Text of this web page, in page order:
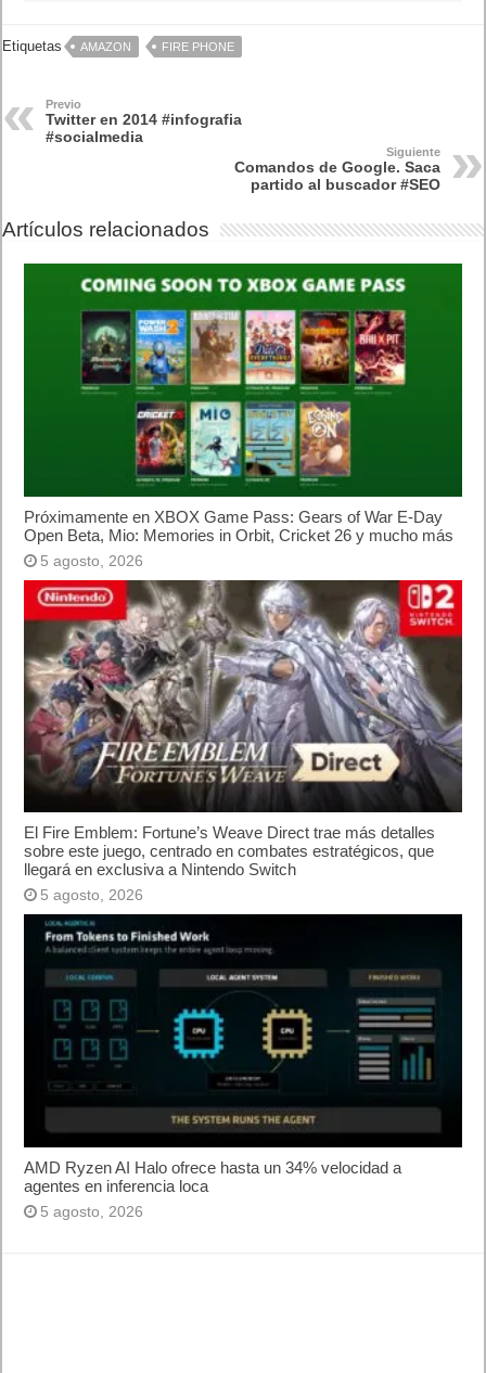
Etiquetas AMAZON FIRE PHONE
Previo
Twitter en 2014 #infografia
#socialmedia
Siguiente
Comandos de Google. Saca
partido al buscador #SEO
Artículos relacionados
Próximamente en XBOX Game Pass: Gears of War E-Day
Open Beta, Mio: Memories in Orbit, Cricket 26 y mucho más
5 agosto, 2026
El Fire Emblem: Fortune’s Weave Direct trae más detalles
sobre este juego, centrado en combates estratégicos, que
llegará en exclusiva a Nintendo Switch
5 agosto, 2026
AMD Ryzen AI Halo ofrece hasta un 34% velocidad a
agentes en inferencia loca
5 agosto, 2026